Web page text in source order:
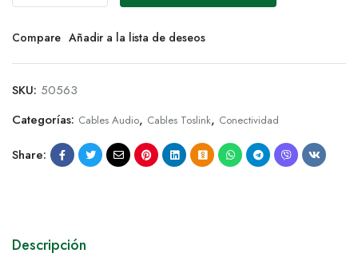
Compare Añadir a la lista de deseos
SKU: 50563
Categorías: Cables Audio, Cables Toslink, Conectividad
Share:
Descripción